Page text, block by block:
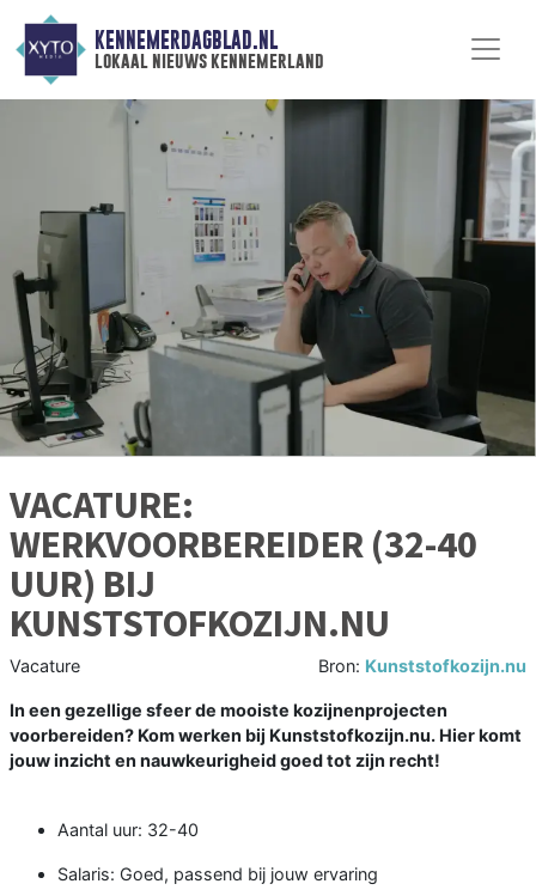
KENNEMERDAGBLAD.NL
lokaal nieuws kennemerland
VACATURE:
WERKVOORBEREIDER (32-40
UUR) BIJ
KUNSTSTOFKOZIJN.NU
Vacature Bron: Kunststofkozijn.nu
In een gezellige sfeer de mooiste kozijnenprojecten
voorbereiden? Kom werken bij Kunststofkozijn.nu. Hier komt
jouw inzicht en nauwkeurigheid goed tot zijn recht!
Aantal uur: 32-40
Salaris: Goed, passend bij jouw ervaring